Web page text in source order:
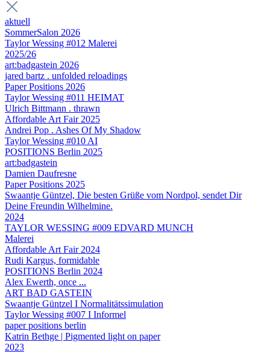
aktuell
SommerSalon 2026
Taylor Wessing #012 Malerei
2025/26
art:badgastein 2026
jared bartz . unfolded reloadings
Paper Positions 2026
Taylor Wessing #011 HEIMAT
Ulrich Bittmann . thrawn
Affordable Art Fair 2025
Andrei Pop . Ashes Of My Shadow
Taylor Wessing #010 AI
POSITIONS Berlin 2025
art:badgastein
Damien Daufresne
Paper Positions 2025
Swaantje Güntzel, Die besten Grüße vom Nordpol, sendet Dir
Deine Freundin Wilhelmine.
2024
TAYLOR WESSING #009 EDVARD MUNCH
Malerei
Affordable Art Fair 2024
Rudi Kargus, formidable
POSITIONS Berlin 2024
Alex Ewerth, once ...
ART BAD GASTEIN
Swaantje Güntzel I Normalitätssimulation
Taylor Wessing #007 I Informel
paper positions berlin
Katrin Bethge | Pigmented light on paper
2023